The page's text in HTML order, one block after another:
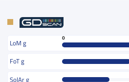
LoM g
0
FoT g
SolAr g